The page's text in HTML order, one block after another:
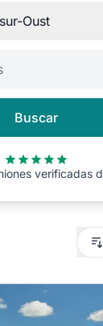
Buscar
verificadas